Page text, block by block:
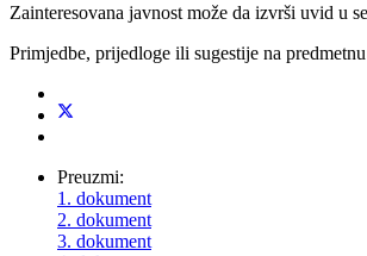
Zainteresovana javnost može da izvrši uvid u
Primjedbe, prijedloge ili sugestije na
Preuzmi:
1. dokument
2. dokument
3. dokument